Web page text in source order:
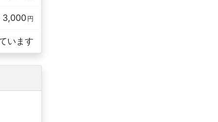
3,000円
います